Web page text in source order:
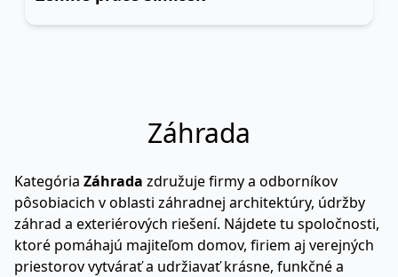
Záhrada
Kategória Záhrada združuje firmy a odborníkov
pôsobiacich v oblasti záhradnej architektúry, údržby
záhrad a exteriérových riešení. Nájdete tu spoločnosti,
ktoré pomáhajú majiteľom domov, firiem aj verejných
priestorov vytvárať a udržiavať krásne, funkčné a